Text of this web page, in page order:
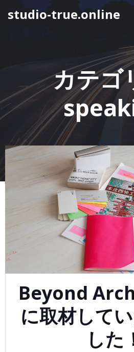
ン
ツ
へ
ス
キ
ッ
プ
studio-true.online
カテゴ
Beyond
に取材して
した